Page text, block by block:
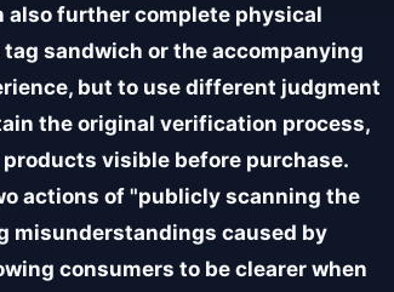
further complete physical
sandwich or the accompanying
but to use different judgment
the original verification process,
visible before purchase.
actions of "publicly scanning the
misunderstandings caused by
consumers to be clearer when